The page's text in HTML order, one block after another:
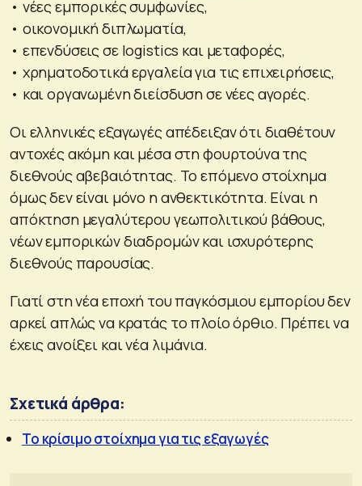
• νέες εμπορικές συμφωνίες,
• οικονομική διπλωματία,
• επενδύσεις σε logistics και μεταφορές,
• χρηματοδοτικά εργαλεία για τις επιχειρήσεις,
• και οργανωμένη διείσδυση σε νέες αγορές.
Οι ελληνικές εξαγωγές απέδειξαν ότι διαθέτουν
αντοχές ακόμη και μέσα στη φουρτούνα της
διεθνούς αβεβαιότητας. Το επόμενο στοίχημα
όμως δεν είναι μόνο η ανθεκτικότητα. Είναι η
απόκτηση μεγαλύτερου γεωπολιτικού βάθους,
νέων εμπορικών διαδρομών και ισχυρότερης
διεθνούς παρουσίας.
Γιατί στη νέα εποχή του παγκόσμιου εμπορίου δεν
αρκεί απλώς να κρατάς το πλοίο όρθιο. Πρέπει να
έχεις ανοίξει και νέα λιμάνια.
Σχετικά άρθρα:
To κρίσιμο στοίχημα για τις εξαγωγές